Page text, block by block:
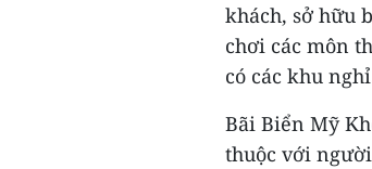
khách, sở hữu
chơi các môn
có các khu
Bãi Biển Mỹ
thuộc với